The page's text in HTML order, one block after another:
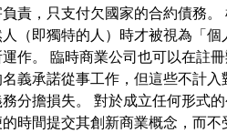
責，只支付欠國家的合約債務
人（即獨特的人）時才被視為「
運作。 臨時商業公司也可以在註
名義承諾從事工作，但這些不計
分擔損失。 對於成立任何形式
時間提交其創新商業概念，而